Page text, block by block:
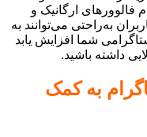
فالوورهای ارگانیک و
به‌راحتی می‌توانند به
شما افزایش یابد
داشته باشید.
به کمک